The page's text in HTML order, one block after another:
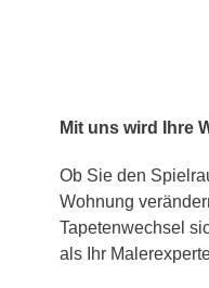
Mit uns wird Ihre
Ob Sie den
Wohnung
Tapetenwechsel
als Ihr